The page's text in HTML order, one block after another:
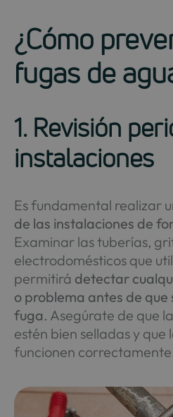
¿Cómo
fugas de
1. Revisión
instalaciones
Es fundamental realizar
de las instalaciones de
Examinar las tuberías,
electrodomésticos que
permitirá detectar
o problema antes de que
fuga. Asegúrate de que
estén bien selladas y que
funcionen